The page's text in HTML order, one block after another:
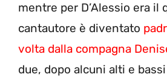
mentre per D’Alessio era il
cantautore è diventato
volta dalla compagna
due, dopo alcuni alti e